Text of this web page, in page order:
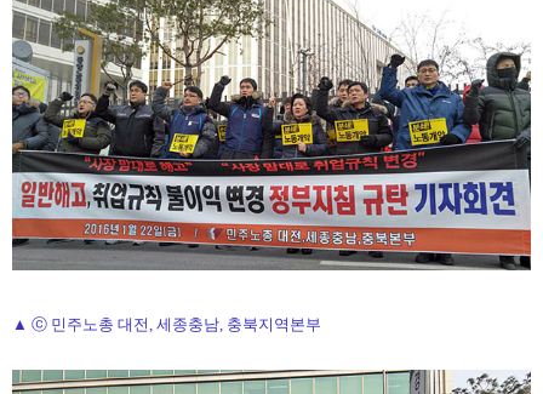
▲ ⓒ 민주노총 대전, 세종충남, 충북지역본부